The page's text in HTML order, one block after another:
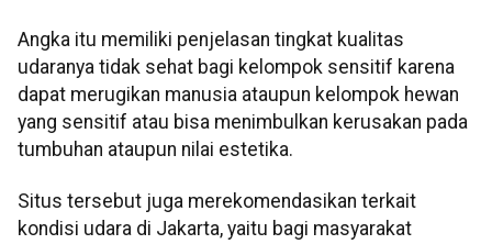
Angka itu memiliki penjelasan tingkat kualitas
udaranya tidak sehat bagi kelompok sensitif karena
dapat merugikan manusia ataupun kelompok hewan
yang sensitif atau bisa menimbulkan kerusakan pada
tumbuhan ataupun nilai estetika.
Situs tersebut juga merekomendasikan terkait
kondisi udara di Jakarta, yaitu bagi masyarakat